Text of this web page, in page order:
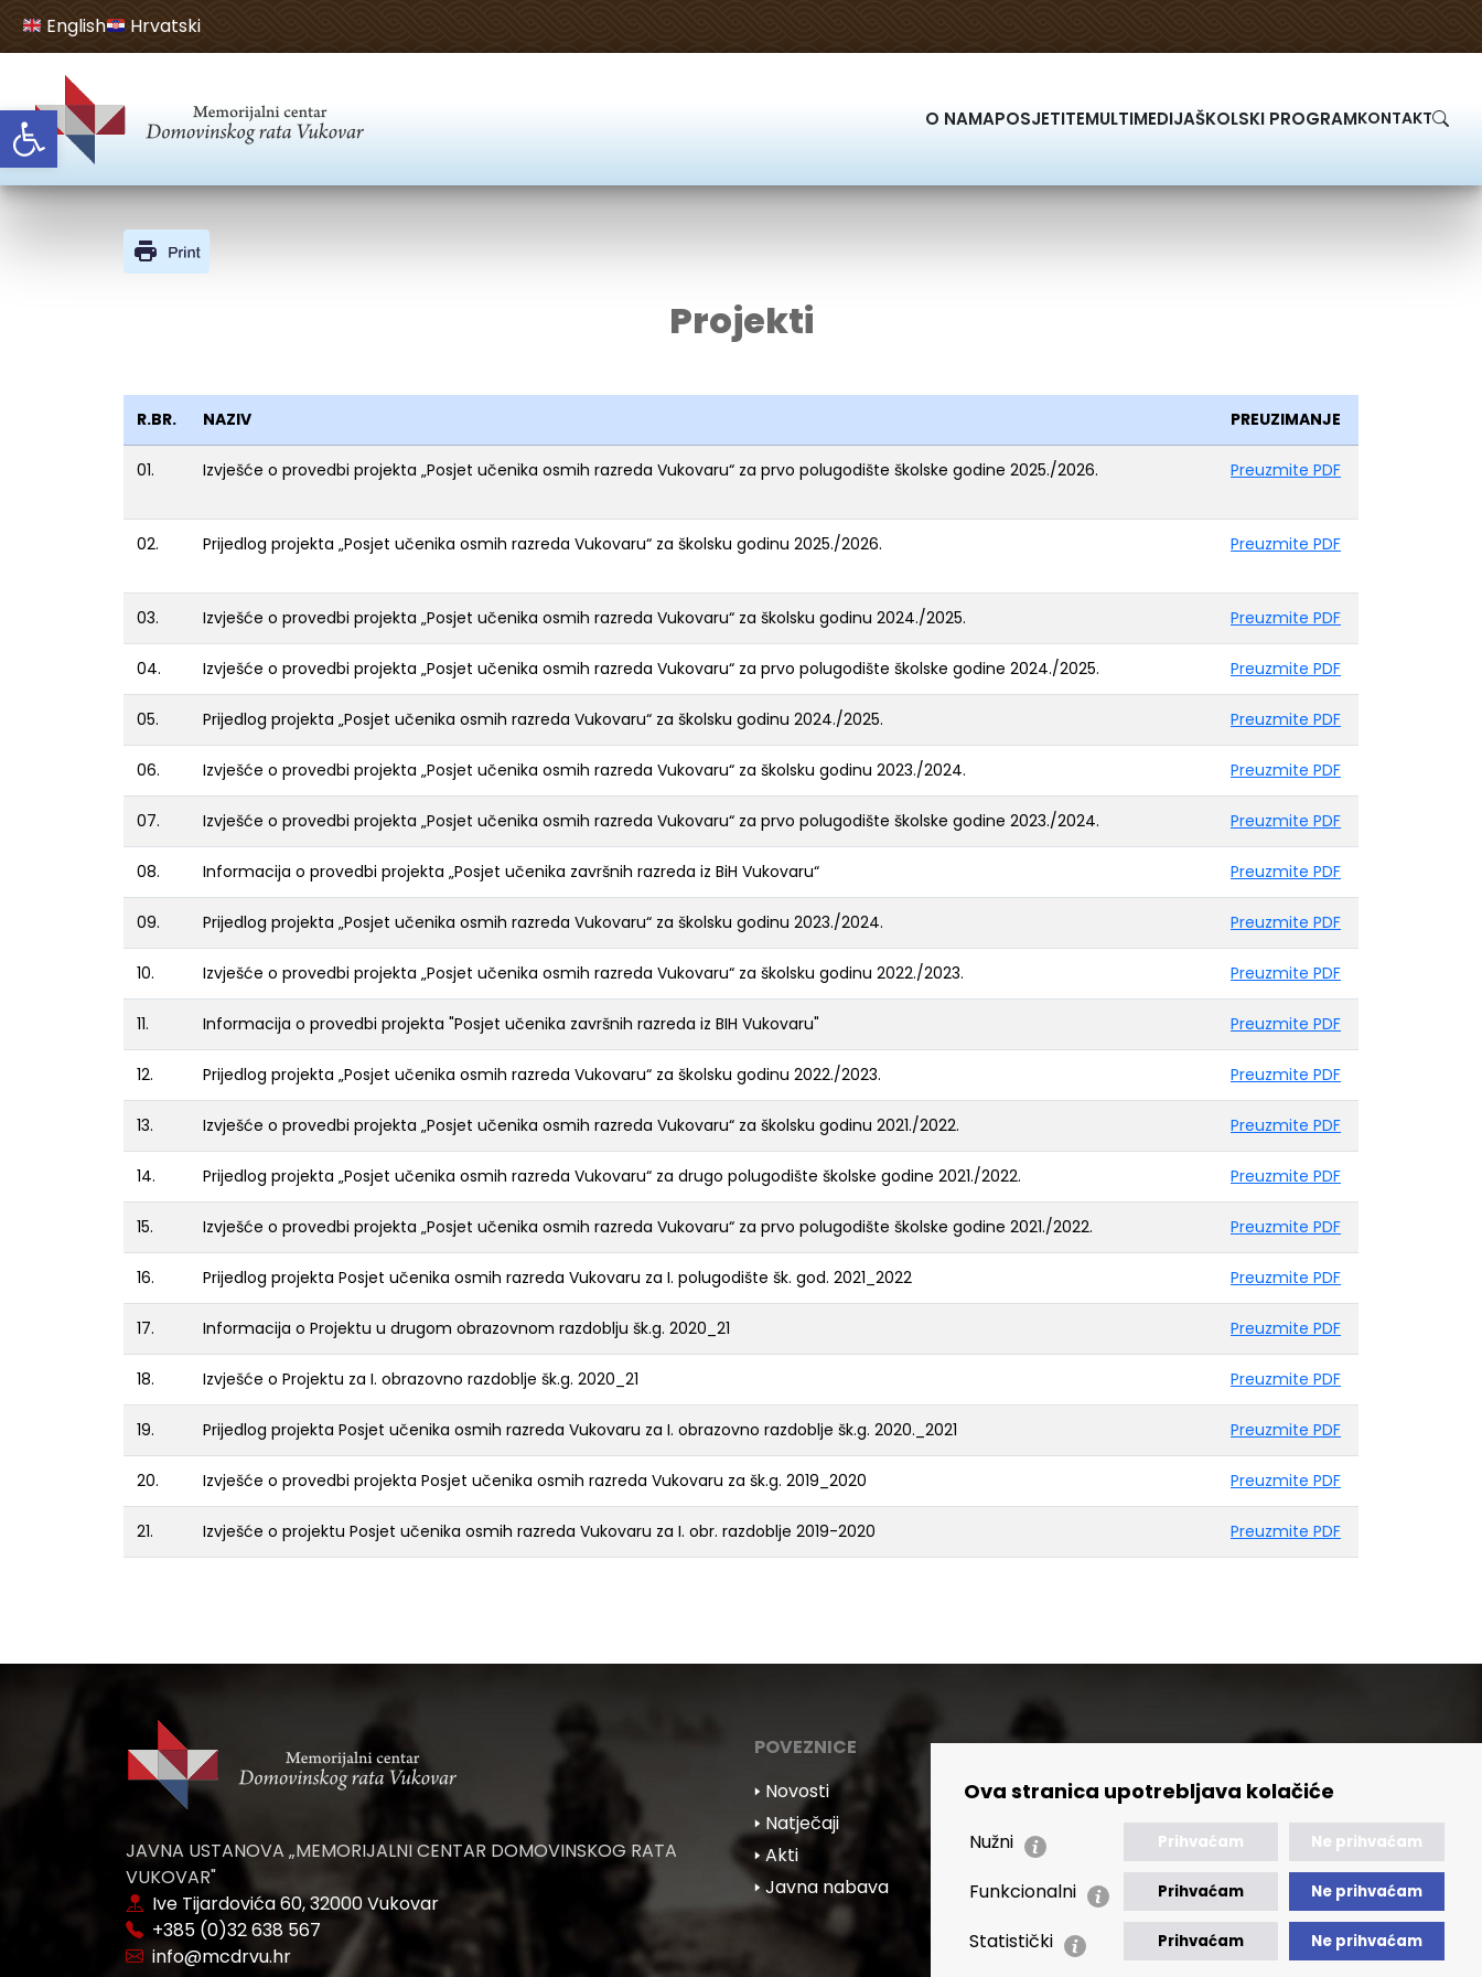
Open toolbar
Ova stranica upotrebljava kolačiće
Nužni Prihvaćam Ne prihvaćam
Funkcionalni Prihvaćam Ne prihvaćam
Statistički Prihvaćam Ne prihvaćam
English Hrvatski
O NAMAPOSJETITEMULTIMEDIJAŠKOLSKI PROGRAMKONTAKT
Projekti
R.BR. NAZIV PREUZIMANJE
01. Izvješće o provedbi projekta „Posjet učenika osmih razreda Vukovaru“ za prvo polugodište školske godine 2025./2026. Preuzmite PDF
02. Prijedlog projekta „Posjet učenika osmih razreda Vukovaru“ za školsku godinu 2025./2026. Preuzmite PDF
03. Izvješće o provedbi projekta „Posjet učenika osmih razreda Vukovaru“ za školsku godinu 2024./2025. Preuzmite PDF
04. Izvješće o provedbi projekta „Posjet učenika osmih razreda Vukovaru“ za prvo polugodište školske godine 2024./2025. Preuzmite PDF
05. Prijedlog projekta „Posjet učenika osmih razreda Vukovaru“ za školsku godinu 2024./2025. Preuzmite PDF
06. Izvješće o provedbi projekta „Posjet učenika osmih razreda Vukovaru“ za školsku godinu 2023./2024. Preuzmite PDF
07. Izvješće o provedbi projekta „Posjet učenika osmih razreda Vukovaru“ za prvo polugodište školske godine 2023./2024. Preuzmite PDF
08. Informacija o provedbi projekta „Posjet učenika završnih razreda iz BiH Vukovaru“ Preuzmite PDF
09. Prijedlog projekta „Posjet učenika osmih razreda Vukovaru“ za školsku godinu 2023./2024. Preuzmite PDF
10. Izvješće o provedbi projekta „Posjet učenika osmih razreda Vukovaru“ za školsku godinu 2022./2023. Preuzmite PDF
11. Informacija o provedbi projekta "Posjet učenika završnih razreda iz BIH Vukovaru" Preuzmite PDF
12. Prijedlog projekta „Posjet učenika osmih razreda Vukovaru“ za školsku godinu 2022./2023. Preuzmite PDF
13. Izvješće o provedbi projekta „Posjet učenika osmih razreda Vukovaru“ za školsku godinu 2021./2022. Preuzmite PDF
14. Prijedlog projekta „Posjet učenika osmih razreda Vukovaru“ za drugo polugodište školske godine 2021./2022. Preuzmite PDF
15. Izvješće o provedbi projekta „Posjet učenika osmih razreda Vukovaru“ za prvo polugodište školske godine 2021./2022. Preuzmite PDF
16. Prijedlog projekta Posjet učenika osmih razreda Vukovaru za I. polugodište šk. god. 2021_2022 Preuzmite PDF
17. Informacija o Projektu u drugom obrazovnom razdoblju šk.g. 2020_21 Preuzmite PDF
18. Izvješće o Projektu za I. obrazovno razdoblje šk.g. 2020_21 Preuzmite PDF
19. Prijedlog projekta Posjet učenika osmih razreda Vukovaru za I. obrazovno razdoblje šk.g. 2020._2021 Preuzmite PDF
20. Izvješće o provedbi projekta Posjet učenika osmih razreda Vukovaru za šk.g. 2019_2020 Preuzmite PDF
21. Izvješće o projektu Posjet učenika osmih razreda Vukovaru za I. obr. razdoblje 2019-2020 Preuzmite PDF
JAVNA USTANOVA „MEMORIJALNI CENTAR DOMOVINSKOG RATA
VUKOVAR"
Ive Tijardovića 60, 32000 Vukovar
+385 (0)32 638 567
info@mcdrvu.hr
POVEZNICE
🢒 Novosti
🢒 Natječaji
🢒 Akti
🢒 Javna nabava
🢒 Izvještaji
🢒 Izjava o pristupačnosti